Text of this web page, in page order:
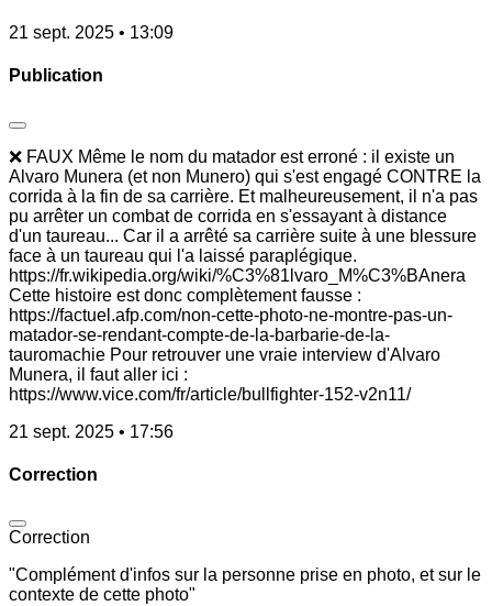
21 sept. 2025 • 13:09
Publication
❌ FAUX Même le nom du matador est erroné : il existe un
Alvaro Munera (et non Munero) qui s'est engagé CONTRE la
corrida à la fin de sa carrière. Et malheureusement, il n'a pas
pu arrêter un combat de corrida en s'essayant à distance
d'un taureau... Car il a arrêté sa carrière suite à une blessure
face à un taureau qui l'a laissé paraplégique.
https://fr.wikipedia.org/wiki/%C3%81lvaro_M%C3%BAnera
Cette histoire est donc complètement fausse :
https://factuel.afp.com/non-cette-photo-ne-montre-pas-un-
matador-se-rendant-compte-de-la-barbarie-de-la-
tauromachie Pour retrouver une vraie interview d'Alvaro
Munera, il faut aller ici :
https://www.vice.com/fr/article/bullfighter-152-v2n11/
21 sept. 2025 • 17:56
Correction
Correction
"Complément d'infos sur la personne prise en photo, et sur le
contexte de cette photo"